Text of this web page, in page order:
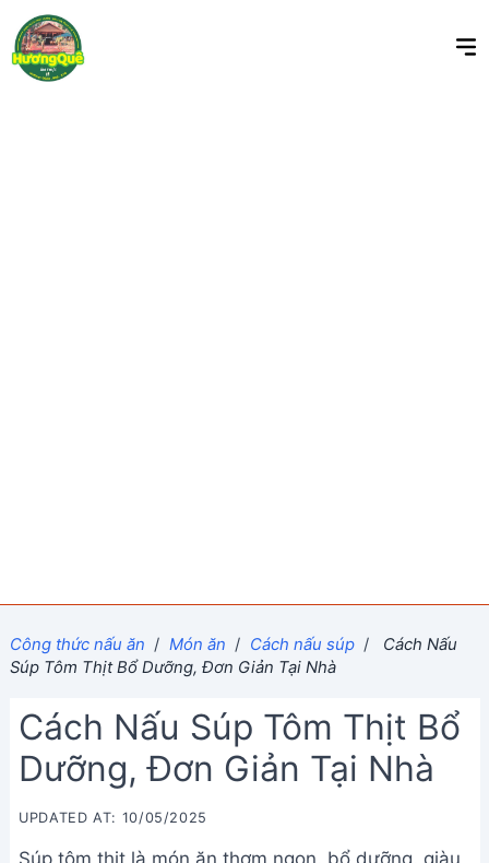
Công thức nấu ăn / Món ăn / Cách nấu súp /
Cách Nấu
Súp Tôm Thịt Bổ Dưỡng, Đơn Giản Tại Nhà
Cách Nấu Súp Tôm Thịt Bổ
Dưỡng, Đơn Giản Tại Nhà
UPDATED AT: 10/05/2025
Súp tôm thịt là món ăn thơm ngon, bổ dưỡng, giàu